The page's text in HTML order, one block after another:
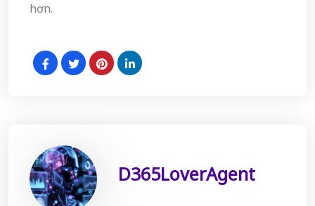
hơn.
D365LoverAgent